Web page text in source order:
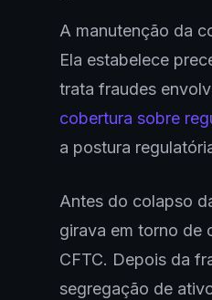
A manutenção da
Ela estabelece
trata fraudes
cobertura sobre
a postura
Antes do colapso
girava em torno de
CFTC. Depois da
segregação de